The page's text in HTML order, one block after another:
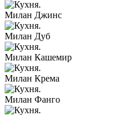
Милан Джинс
Милан Дуб
Милан Кашемир
Милан Крема
Милан Фанго